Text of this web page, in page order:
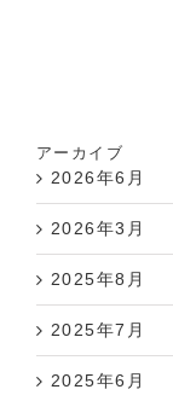
アーカイブ
2026年6月
2026年3月
2025年8月
2025年7月
2025年6月